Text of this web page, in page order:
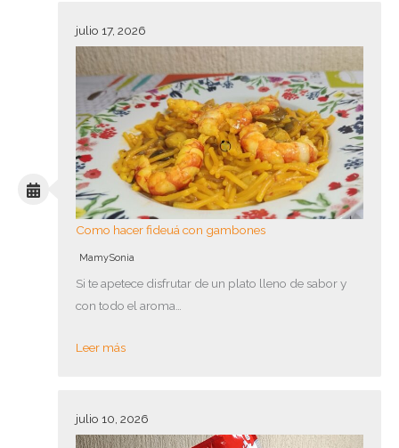
julio 17, 2026
Como hacer fideuá con gambones
MamySonia
Si te apetece disfrutar de un plato lleno de sabor y
con todo el aroma…
Leer más
julio 10, 2026